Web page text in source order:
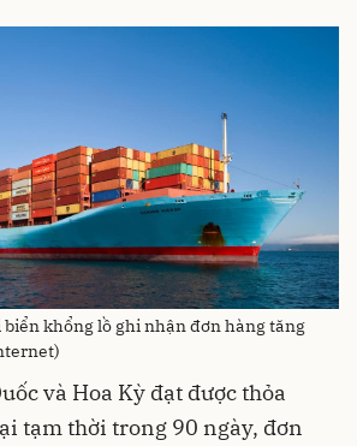
khổng lồ ghi nhận đơn hàng tăng
và Hoa Kỳ đạt được thỏa
tạm thời trong 90 ngày, đơn